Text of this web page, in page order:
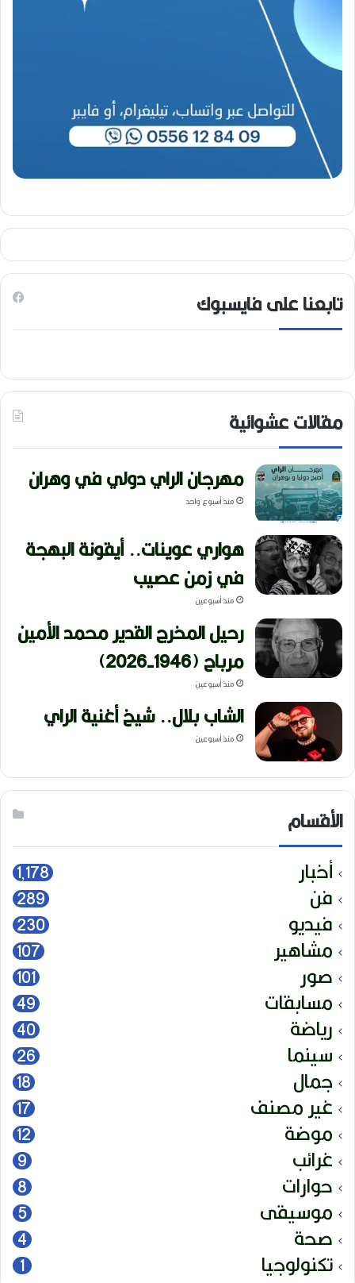
تابعنا على فايسبوك
مقالات عشوائية
مهرجان الراي دولي في وهران
منذ أسبوع واحد
هواري عوينات.. أيقونة البهجة
في زمن عصيب
منذ أسبوعين
رحيل المخرج القدير محمد الأمين
مرباح (1946-2026)
منذ أسبوعين
الشاب بلال.. شيخ أغنية الراي
منذ أسبوعين
الأقسام
أخبار 1٬178
فن 289
فيديو 230
مشاهير 107
صور 101
مسابقات 49
رياضة 40
سينما 26
جمال 18
غير مصنف 17
موضة 12
غرائب 9
حوارات 8
موسيقى 5
صحة 4
تكنولوجيا 1